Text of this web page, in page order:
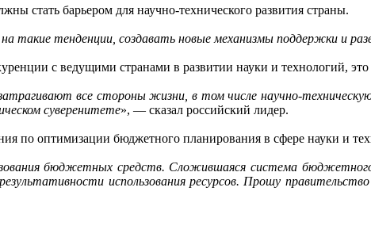
стать барьером для научно-технического развития страны.
такие тенденции, создавать новые механизмы поддержки и
с ведущими странами в развитии науки и технологий,
все стороны жизни, в том числе научно-
суверенитете», — сказал российский лидер.
по оптимизации бюджетного планирования в сфере науки и
бюджетных средств. Сложившаяся система бюджетного
использования ресурсов. Прошу